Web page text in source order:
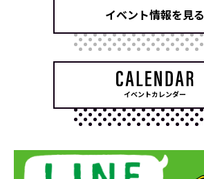
イベント情報を見る
イベントカレンダー